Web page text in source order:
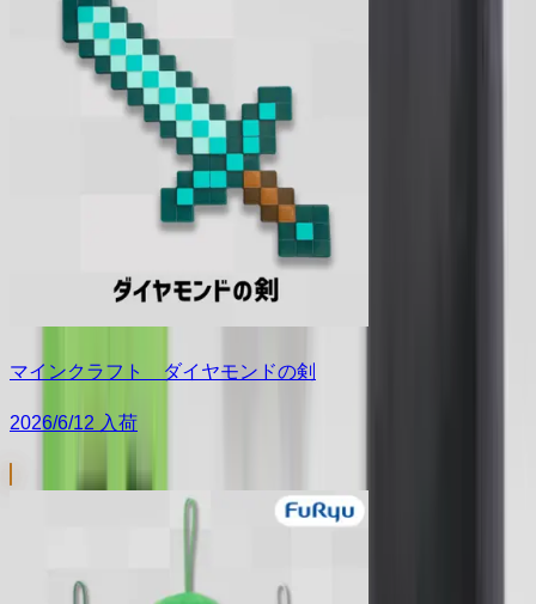
マインクラフト ダイヤモンドの剣
2026/6/12 入荷